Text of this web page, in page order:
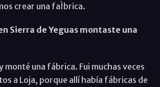
crear una faÌbrica.
Sierra de Yeguas montaste una
monté una fábrica. Fui muchas veces
a Loja, porque allí había fábricas de